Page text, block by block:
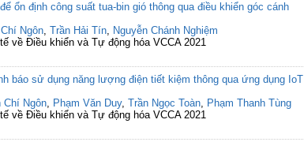
ổn định công suất tua-bin gió thông qua điều khiển góc cánh
Ngôn, Trần Hải Tín, Nguyễn Chánh Nghiệm
về Điều khiển và Tự động hóa VCCA 2021
báo sử dụng năng lượng điện tiết kiệm thông qua ứng dụng IoT
Chí Ngôn, Phạm Văn Duy, Trần Ngọc Toàn, Phạm Thanh Tùng
về Điều khiển và Tự động hóa VCCA 2021